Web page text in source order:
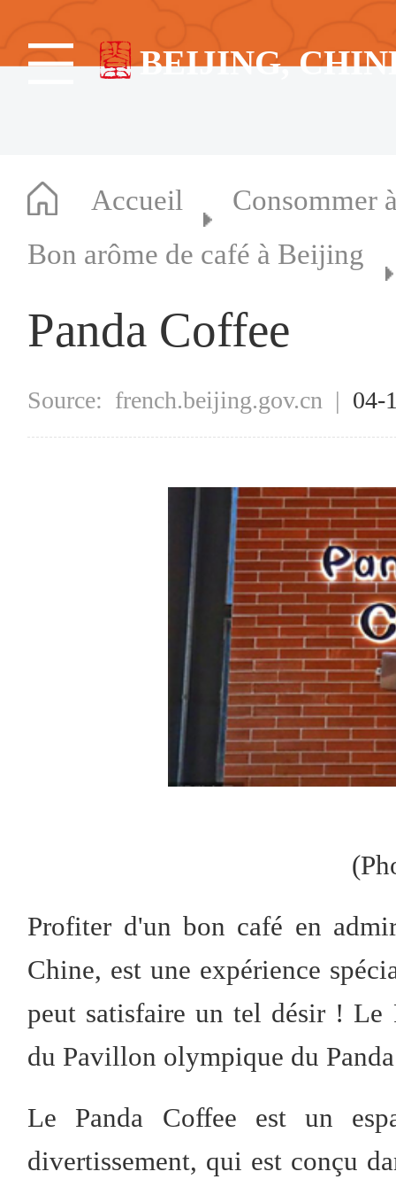
BEIJING,
Accueil
Consommer
Bon arôme de café à Beijing
Panda Coffee
Source: french.beijing.gov.cn | 04-
Profiter d'un bon café en
Chine, est une expérience
peut satisfaire un tel désir ! Le
du Pavillon olympique du
Le Panda Coffee est un
divertissement, qui est conçu